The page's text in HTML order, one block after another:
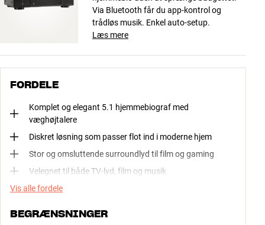
Via Bluetooth får du app-kontrol og
trådløs musik. Enkel auto-setup.
Læs mere
FORDELE
Komplet og elegant 5.1 hjemmebiograf med
væghøjtalere
Diskret løsning som passer flot ind i moderne hjem
Stor og omsluttende surroundlyd til film og gaming
Velegnet til både TV-lyd, film og musik
Vis alle fordele
BEGRÆNSNINGER